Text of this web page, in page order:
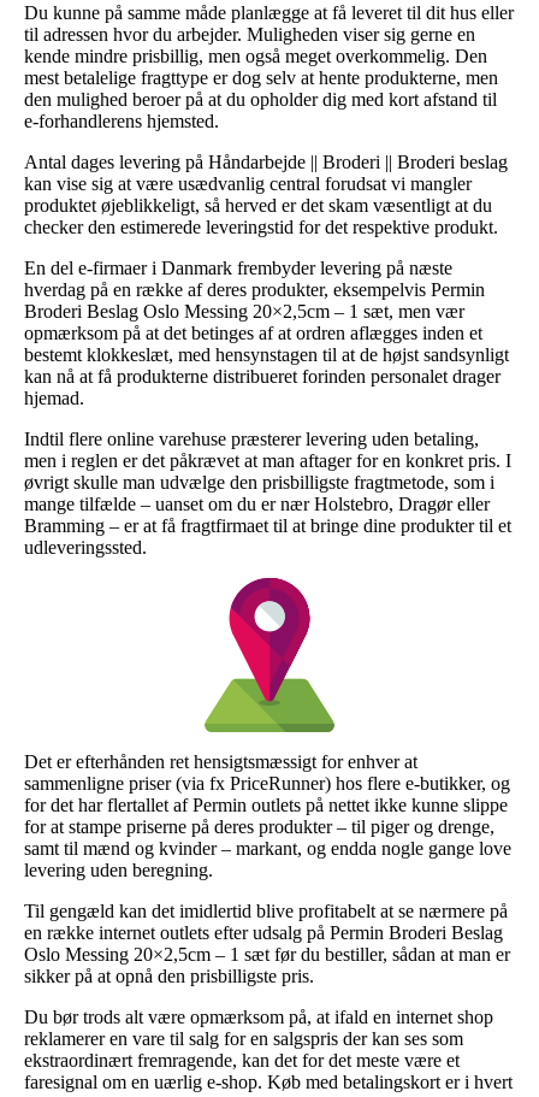
Du kunne på samme måde planlægge at få leveret til dit hus eller
til adressen hvor du arbejder. Muligheden viser sig gerne en
kende mindre prisbillig, men også meget overkommelig. Den
mest betalelige fragttype er dog selv at hente produkterne, men
den mulighed beroer på at du opholder dig med kort afstand til
e-forhandlerens hjemsted.
Antal dages levering på Håndarbejde || Broderi || Broderi beslag
kan vise sig at være usædvanlig central forudsat vi mangler
produktet øjeblikkeligt, så herved er det skam væsentligt at du
checker den estimerede leveringstid for det respektive produkt.
En del e-firmaer i Danmark frembyder levering på næste
hverdag på en række af deres produkter, eksempelvis Permin
Broderi Beslag Oslo Messing 20×2,5cm – 1 sæt, men vær
opmærksom på at det betinges af at ordren aflægges inden et
bestemt klokkeslæt, med hensynstagen til at de højst sandsynligt
kan nå at få produkterne distribueret forinden personalet drager
hjemad.
Indtil flere online varehuse præsterer levering uden betaling,
men i reglen er det påkrævet at man aftager for en konkret pris. I
øvrigt skulle man udvælge den prisbilligste fragtmetode, som i
mange tilfælde – uanset om du er nær Holstebro, Dragør eller
Bramming – er at få fragtfirmaet til at bringe dine produkter til et
udleveringssted.
Det er efterhånden ret hensigtsmæssigt for enhver at
sammenligne priser (via fx PriceRunner) hos flere e-butikker, og
for det har flertallet af Permin outlets på nettet ikke kunne slippe
for at stampe priserne på deres produkter – til piger og drenge,
samt til mænd og kvinder – markant, og endda nogle gange love
levering uden beregning.
Til gengæld kan det imidlertid blive profitabelt at se nærmere på
en række internet outlets efter udsalg på Permin Broderi Beslag
Oslo Messing 20×2,5cm – 1 sæt før du bestiller, sådan at man er
sikker på at opnå den prisbilligste pris.
Du bør trods alt være opmærksom på, at ifald en internet shop
reklamerer en vare til salg for en salgspris der kan ses som
ekstraordinært fremragende, kan det for det meste være et
faresignal om en uærlig e-shop. Køb med betalingskort er i hvert